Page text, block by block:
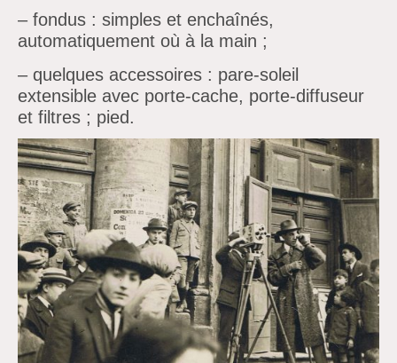
– fondus : simples et enchaînés,
automatiquement où à la main ;
– quelques accessoires : pare-soleil
extensible avec porte-cache, porte-diffuseur
et filtres ; pied.